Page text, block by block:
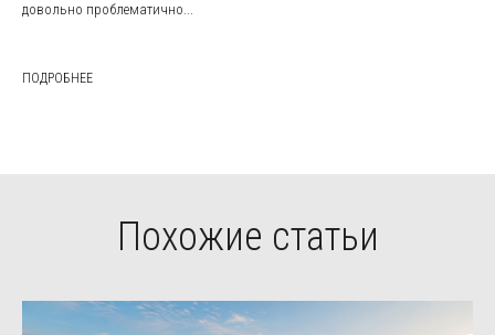
довольно проблематично...
ПОДРОБНЕЕ
Похожие статьи